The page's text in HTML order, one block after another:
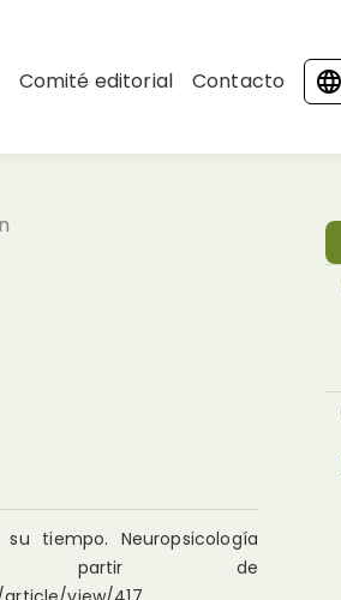
Comité editorial Contacto
tiempo. Neuropsicología
a partir de